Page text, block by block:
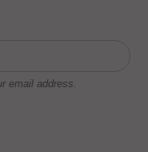
email address.